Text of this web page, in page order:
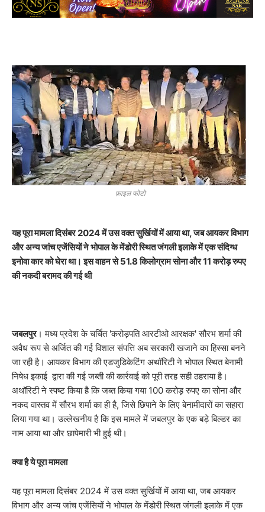
फ़ाइल फोटो
यह पूरा मामला दिसंबर 2024 में उस वक्त सुर्खियों में आया था, जब आयकर विभाग
और अन्य जांच एजेंसियों ने भोपाल के मेंडोरी स्थित जंगली इलाके में एक संदिग्ध
इनोवा कार को घेरा था। इस वाहन से 51.8 किलोग्राम सोना और 11 करोड़ रुपए
की नकदी बरामद की गई थी
जबलपुर। मध्य प्रदेश के चर्चित 'करोड़पति आरटीओ आरक्षक' सौरभ शर्मा की
अवैध रूप से अर्जित की गई विशाल संपत्ति अब सरकारी खजाने का हिस्सा बनने
जा रही है। आयकर विभाग की एडजुडिकेटिंग अथॉरिटी ने भोपाल स्थित बेनामी
निषेध इकाई द्वारा की गई जब्ती की कार्रवाई को पूरी तरह सही ठहराया है।
अथॉरिटी ने स्पष्ट किया है कि जब्त किया गया 100 करोड़ रुपए का सोना और
नकद वास्तव में सौरभ शर्मा का ही है, जिसे छिपाने के लिए बेनामीदारों का सहारा
लिया गया था। उल्लेखनीय है कि इस मामले में जबलपुर के एक बड़े बिल्डर का
नाम आया था और छापेमारी भी हुई थी।
क्या है ये पूरा मामला
​यह पूरा मामला दिसंबर 2024 में उस वक्त सुर्खियों में आया था, जब आयकर
विभाग और अन्य जांच एजेंसियों ने भोपाल के मेंडोरी स्थित जंगली इलाके में एक